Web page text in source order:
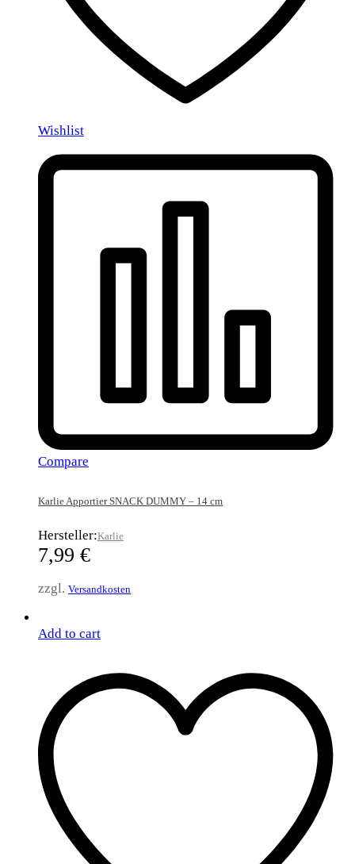
Wishlist
Compare
Karlie Apportier SNACK DUMMY – 14 cm
Hersteller:Karlie
7,99 €
zzgl. Versandkosten
Add to cart